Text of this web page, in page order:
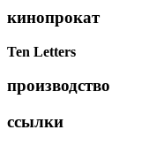
кинопрокат
Ten Letters
производство
ссылки